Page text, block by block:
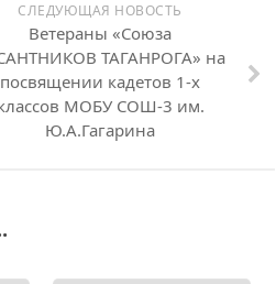
СЛЕДУЮЩАЯ НОВОСТЬ
Ветераны «Союза
ТАГАНРОГА» на
посвящении кадетов 1-х
МОБУ СОШ-3 им.
Ю.А.Гагарина